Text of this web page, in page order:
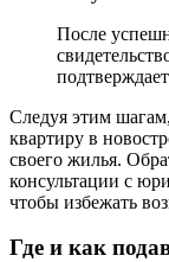
После
Следуя этим
квартиру в
своего жилья.
консультации с
чтобы избежать
Где и как